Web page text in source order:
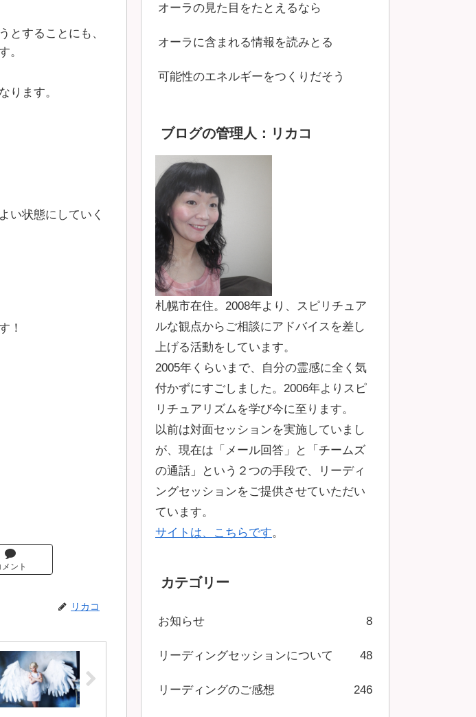
とすることにも、
。
ります。
い状態にしていく
！
メント
リカコ
オーラの見た目をたとえるなら
オーラに含まれる情報を読みとる
可能性のエネルギーをつくりだそう
ブログの管理人：リカコ
札幌市在住。2008年より、スピリチュア
ルな観点からご相談にアドバイスを差し
上げる活動をしています。
2005年くらいまで、自分の霊感に全く気
付かずにすごしました。2006年よりスピ
リチュアリズムを学び今に至ります。
以前は対面セッションを実施していまし
が、現在は「メール回答」と「チームズ
の通話」という２つの手段で、リーディ
ングセッションをご提供させていただい
ています。
サイトは、こちらです。
カテゴリー
お知らせ 8
リーディングセッションについて 48
リーディングのご感想 246